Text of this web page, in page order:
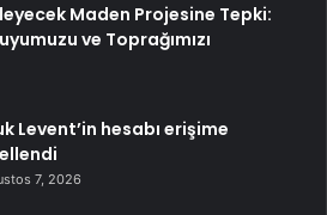
Maden Projesine Tepki:
ve Toprağımızı
Levent’in hesabı erişime
7, 2026